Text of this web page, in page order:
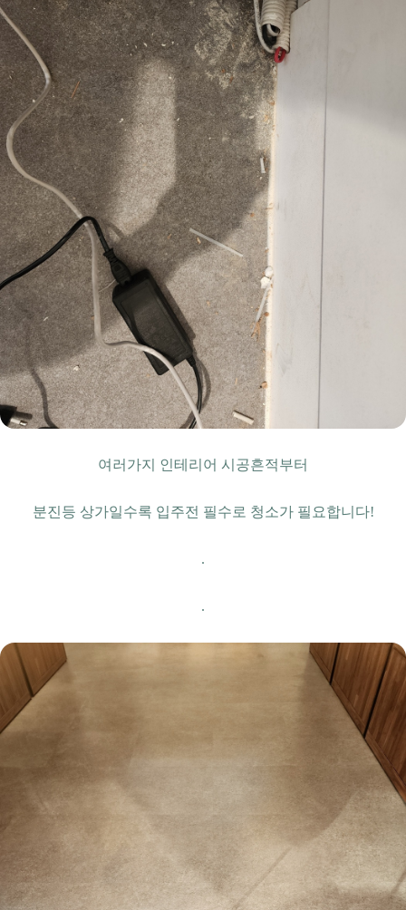
여러가지 인테리어 시공흔적부터
분진등 상가일수록 입주전 필수로 청소가 필요합니다!
.
.